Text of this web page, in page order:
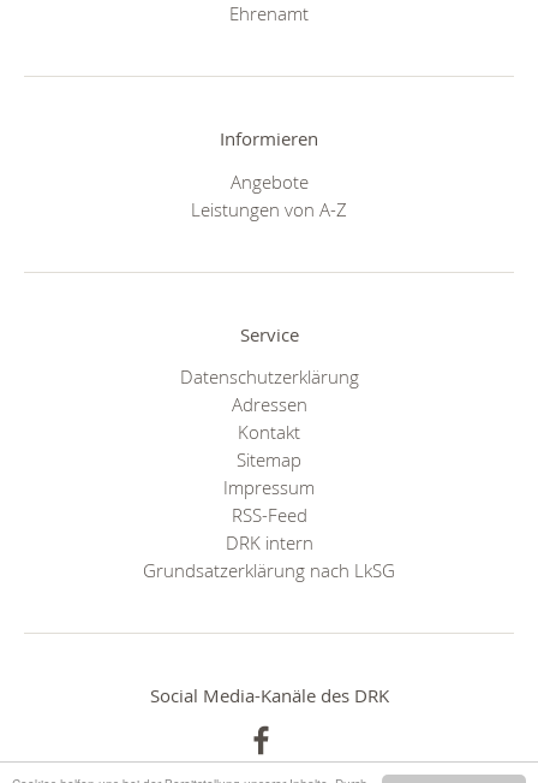
Ehrenamt
Informieren
Angebote
Leistungen von A-Z
Service
Datenschutzerklärung
Adressen
Kontakt
Sitemap
Impressum
RSS-Feed
DRK intern
Grundsatzerklärung nach LkSG
Social Media-Kanäle des DRK